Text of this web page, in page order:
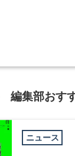
編集部おす
ニュース